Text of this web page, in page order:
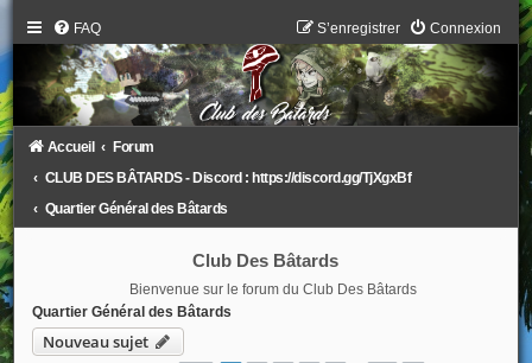
FAQ Connexion
S’enregistrer
Accueil
Forum
CLUB DES BÂTARDS - Discord : https://discord.gg/TjXgxBf
Quartier Général des Bâtards
Club Des Bâtards
Bienvenue sur le forum du Club Des Bâtards
Quartier Général des Bâtards
Nouveau sujet